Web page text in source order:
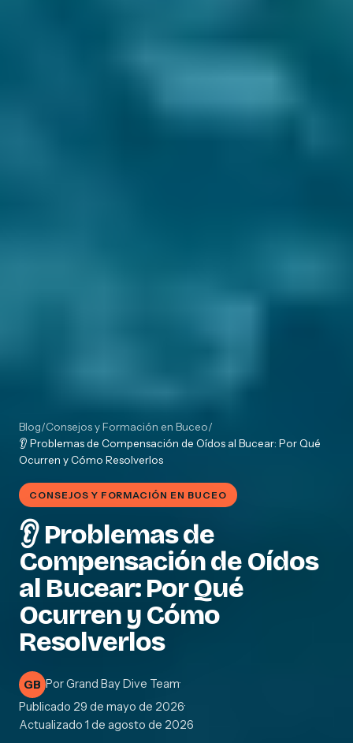
Blog/Consejos y Formación en Buceo/
👂 Problemas de Compensación de Oídos al Bucear: Por Qué
Ocurren y Cómo Resolverlos
CONSEJOS Y FORMACIÓN EN BUCEO
👂 Problemas de
Compensación de Oídos
al Bucear: Por Qué
Ocurren y Cómo
Resolverlos
GB PorGrand Bay Dive Team·
Publicado 29 de mayo de 2026·
Actualizado 1 de agosto de 2026